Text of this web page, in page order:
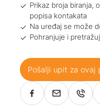
Prikaz broja biranja,
popisa kontakata
Na uređaj se može
Pohranjuje i
Pošalji upit za ovaj